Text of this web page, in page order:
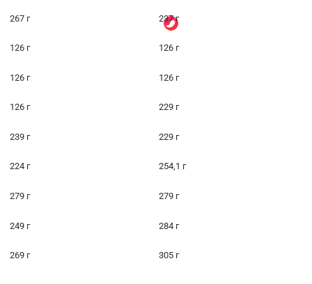
267 г 237 г
126 г 126 г
126 г 126 г
126 г 229 г
239 г 229 г
224 г 254,1 г
279 г 279 г
249 г 284 г
269 г 305 г